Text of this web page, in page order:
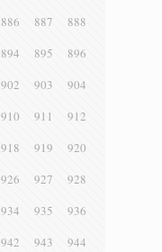
886 887
888
894 895
896
902 903
904
910 911
912
918 919
920
926 927
928
934 935
936
942 943
944